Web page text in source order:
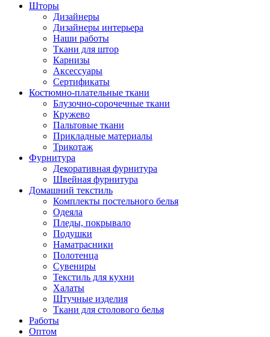
Шторы
Дизайнеры
Дизайнеры интерьера
Наши работы
Ткани для штор
Карнизы
Аксессуары
Сертификаты
Костюмно-плательные ткани
Блузочно-сорочечные ткани
Кружево
Пальтовые ткани
Прикладные материалы
Трикотаж
Фурнитура
Декоративная фурнитура
Швейная фурнитура
Домашний текстиль
Комплекты постельного белья
Одеяла
Пледы, покрывало
Подушки
Наматрасники
Полотенца
Сувениры
Текстиль для кухни
Халаты
Штучные изделия
Ткани для столового белья
Работы
Оптом